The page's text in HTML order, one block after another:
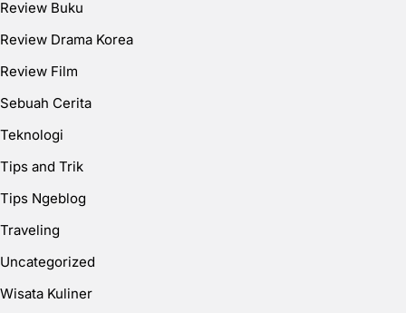
Review Buku
Review Drama Korea
Review Film
Sebuah Cerita
Teknologi
Tips and Trik
Tips Ngeblog
Traveling
Uncategorized
Wisata Kuliner